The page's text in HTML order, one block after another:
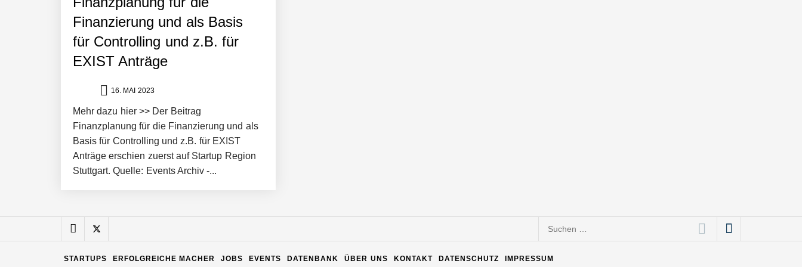
Finanzierung und als Basis
für Controlling und z.B. für
EXIST Anträge
16. MAI 2023
Mehr dazu hier >> Der Beitrag
Finanzplanung für die Finanzierung und als
Basis für Controlling und z.B. für EXIST
Anträge erschien zuerst auf Startup Region
Stuttgart. Quelle: Events Archiv -...
Pyck im Employer Portrait
Maximilian Mack von Pyck
Daniel Jarr von Pyck
Suchen
STARTUPS ERFOLGREICHE MACHER JOBS EVENTS DATENBANK ÜBER UNS KONTAKT DATENSCHUTZ IMPRESSUM